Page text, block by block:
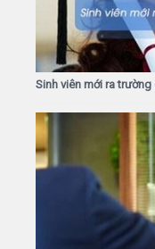
Sinh viên mới ra